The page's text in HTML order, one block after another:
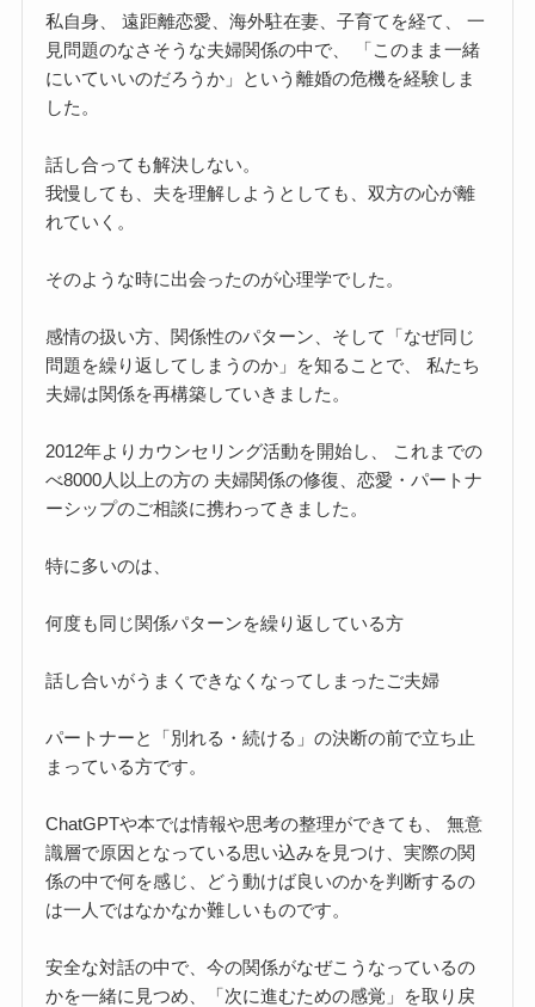
私自身、 遠距離恋愛、海外駐在妻、子育てを経て、 一
見問題のなさそうな夫婦関係の中で、 「このまま一緒
にいていいのだろうか」という離婚の危機を経験しま
した。
話し合っても解決しない。
我慢しても、夫を理解しようとしても、双方の心が離
れていく。
そのような時に出会ったのが心理学でした。
感情の扱い方、関係性のパターン、そして「なぜ同じ
問題を繰り返してしまうのか」を知ることで、 私たち
夫婦は関係を再構築していきました。
2012年よりカウンセリング活動を開始し、 これまでの
べ8000人以上の方の 夫婦関係の修復、恋愛・パートナ
ーシップのご相談に携わってきました。
特に多いのは、
何度も同じ関係パターンを繰り返している方
話し合いがうまくできなくなってしまったご夫婦
パートナーと「別れる・続ける」の決断の前で立ち止
まっている方です。
ChatGPTや本では情報や思考の整理ができても、 無意
識層で原因となっている思い込みを見つけ、実際の関
係の中で何を感じ、どう動けば良いのかを判断するの
は一人ではなかなか難しいものです。
安全な対話の中で、今の関係がなぜこうなっているの
かを一緒に見つめ、「次に進むための感覚」を取り戻